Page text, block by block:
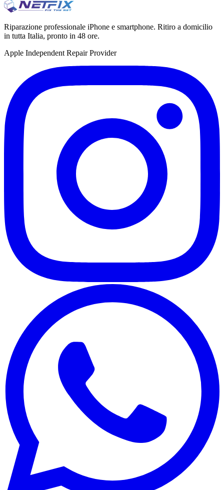
Riparazione professionale iPhone e smartphone. Ritiro a domicilio
in tutta Italia, pronto in 48 ore.
Apple Independent Repair Provider